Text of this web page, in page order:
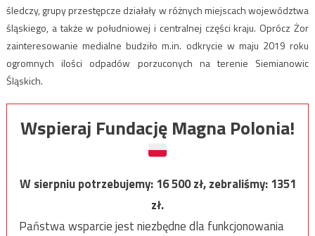
śledczy, grupy przestępcze działały w różnych miejscach województwa
śląskiego, a także w południowej i centralnej części kraju. Oprócz Żor
zainteresowanie medialne budziło m.in. odkrycie w maju 2019 roku
ogromnych ilości odpadów porzuconych na terenie Siemianowic
Śląskich.
Wspieraj Fundację Magna Polonia!
W sierpniu potrzebujemy:16 500zł, zebraliśmy:1351
zł.
Państwa wsparcie jest niezbędne dla funkcjonowania